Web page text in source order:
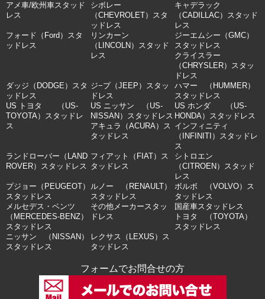
アメ車/欧州車スタッド
レス
シボレー
（CHEVROLET）スタ
ッドレス
キャデラック
（CADILLAC）スタッド
レス
フォード（Ford）スタ
ッドレス
リンカーン
（LINCOLN）スタッド
レス
ジーエムシー（GMC）
スタッドレス
クライスラー
（CHRYSLER）スタッ
ドレス
ダッジ（DODGE）スタ
ッドレス
ジ−プ（JEEP）スタッ
ドレス
ハマー （HUMMER）
スタッドレス
US トヨタ （US-
TOYOTA）スタッドレ
ス
US ニッサン （US-
NISSAN）スタッドレス
US ホンダ （US-
HONDA）スタッドレス
アキュラ（ACURA）ス
タッドレス
インフィニティ
（INFINITI）スタッドレ
ス
ランドローバー（LAND
ROVER）スタッドレス
フィアット（FIAT）ス
タッドレス
シトロエン
（CITROEN）スタッド
レス
プジョー（PEUGEOT）
スタッドレス
ルノー （RENAULT）
スタッドレス
ボルボ （VOLVO）ス
タッドレス
メルセデス・ベンツ
（MERCEDES-BENZ）
スタッドレス
その他メーカースタッ
ドレス
国産車スタッドレス
トヨタ （TOYOTA）
スタッドレス
ニッサン （NISSAN）
スタッドレス
レクサス（LEXUS）ス
タッドレス
フォームでお問合せの方